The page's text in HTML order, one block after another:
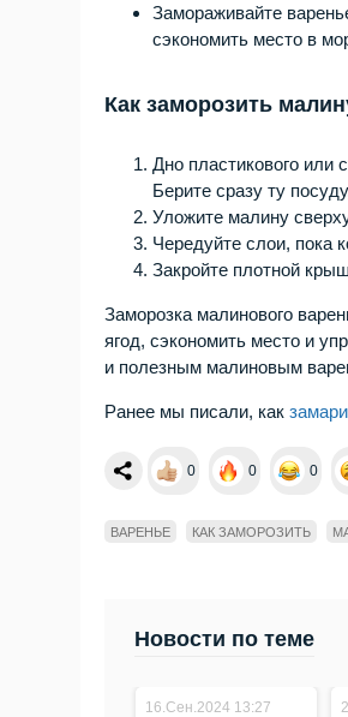
Замораживайте
сэкономить место в
Как заморозить
Дно пластикового или
Берите сразу ту
Уложите малину
Чередуйте слои, пока
Закройте плотной
Заморозка малинового
ягод, сэкономить место и
и полезным малиновым
Ранее мы писали, как
0 0 0
ВАРЕНЬЕ КАК ЗАМОРОЗИТЬ
Новости по теме
16.Сен.2024 13:27